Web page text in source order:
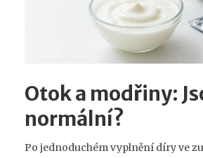
Otok a modřiny:
normální?
Po jednoduchém vyplnění díry ve